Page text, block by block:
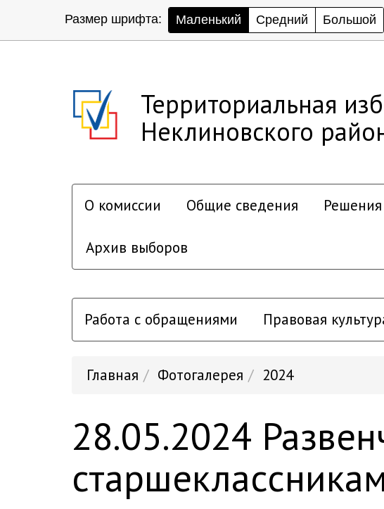
Размер шрифта: Маленький Средний Большой
Территориальная
Неклиновского
О комиссии Общие сведения Решения
Архив выборов
Работа с обращениями Правовая
Главная Фотогалерея 2024
28.05.2024